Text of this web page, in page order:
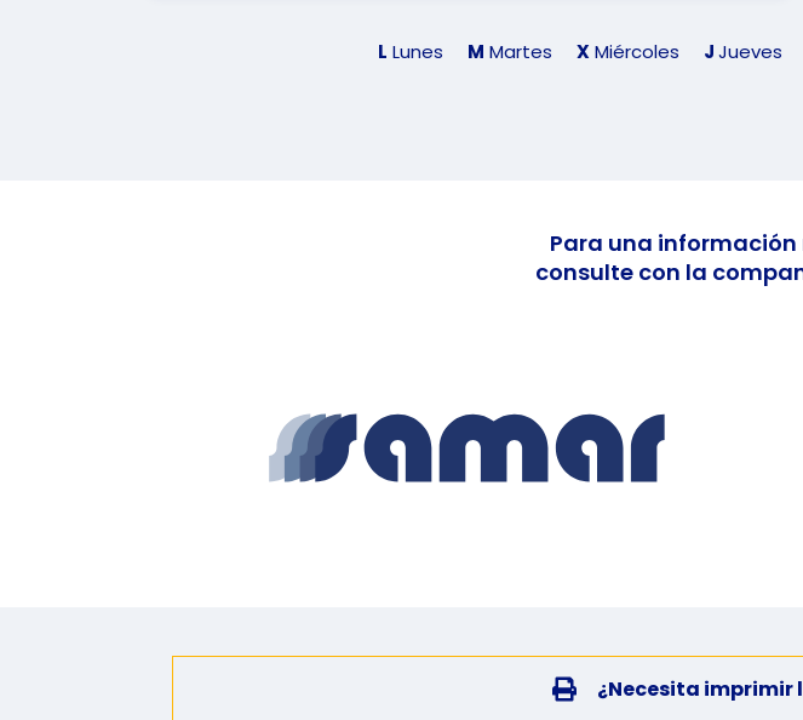
L Lunes M Martes XMiércoles JJueves
Para una
consulte con la
¿Necesita imprimir